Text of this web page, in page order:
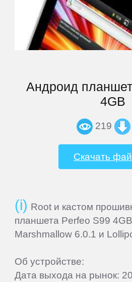
Андроид
4GB
219
Скачать
Root и кастом
планшета Perfeo S99
Marshmallow 6.0.1 и
Об устройстве:
Дата выхода на рынок:
Contacts
Firmware